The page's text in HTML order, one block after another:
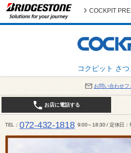
コクピット さ
COCKPIT
お問い合わせフ
お店に電話する
TEL 072-432-1818 9:00～18:30 / 定休日：